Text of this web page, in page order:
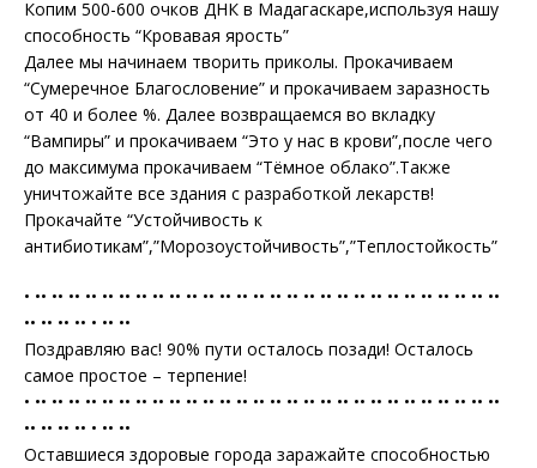
Копим 500-600 очков ДНК в Мадагаскаре,используя нашу
способность “Кровавая ярость”
Далее мы начинаем творить приколы. Прокачиваем
“Сумеречное Благословение” и прокачиваем заразность
от 40 и более %. Далее возвращаемся во вкладку
“Вампиры” и прокачиваем “Это у нас в крови”,после чего
до максимума прокачиваем “Тёмное облако”.Также
уничтожайте все здания с разработкой лекарств!
Прокачайте “Устойчивость к
антибиотикам”,”Морозоустойчивость”,”Теплостойкость”
• •• •• •• •• •• •• •• •• •• •• •• •• •• •• •• •• •• •• •• •• •• •• •• •• •• •• •• ••
•• •• •• •• • •• ••
Поздравляю вас! 90% пути осталось позади! Осталось
самое простое – терпение!
• •• •• •• •• •• •• •• •• •• •• •• •• •• •• •• •• •• •• •• •• •• •• •• •• •• •• •• ••
•• •• •• •• • •• ••
Оставшиеся здоровые города заражайте способностью